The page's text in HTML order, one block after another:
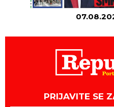
PRIJAVITE SE